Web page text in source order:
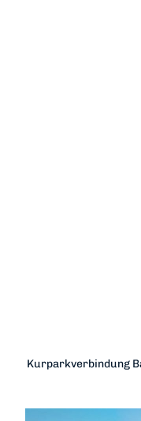
Kurparkverbindung